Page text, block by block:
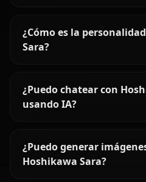
¿Cómo es la
Sara?
¿Puedo chatear con
usando IA?
¿Puedo generar
Hoshikawa Sara?